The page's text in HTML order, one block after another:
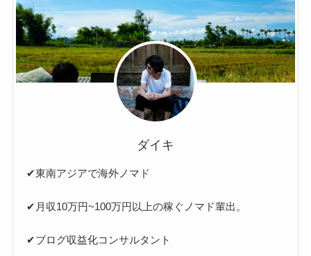
ダイキ
✔︎東南アジアで海外ノマド
✔︎月収10万円~100万円以上の稼ぐノマド輩出。
✔︎ブログ収益化コンサルタント